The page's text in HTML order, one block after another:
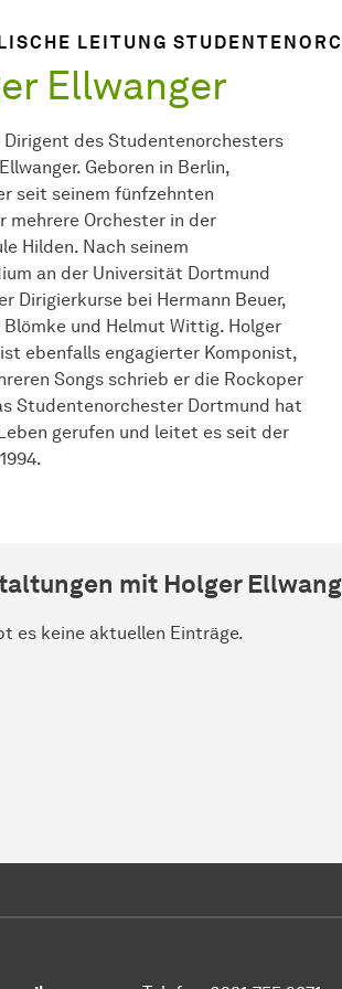
LEITUNG
Ellwanger
Dirigent des Studentenorchesters
Geboren in Berlin,
seit seinem fünfzehnten
mehrere Orchester in der
Hilden. Nach seinem
an der Universität Dortmund
Dirigierkurse bei Hermann Beuer,
Blömke und Helmut Wittig. Holger
ebenfalls engagierter Komponist,
Songs schrieb er die Rockoper
Studentenorchester Dortmund hat
gerufen und leitet es seit der
mit Holger
es keine aktuellen Einträge.